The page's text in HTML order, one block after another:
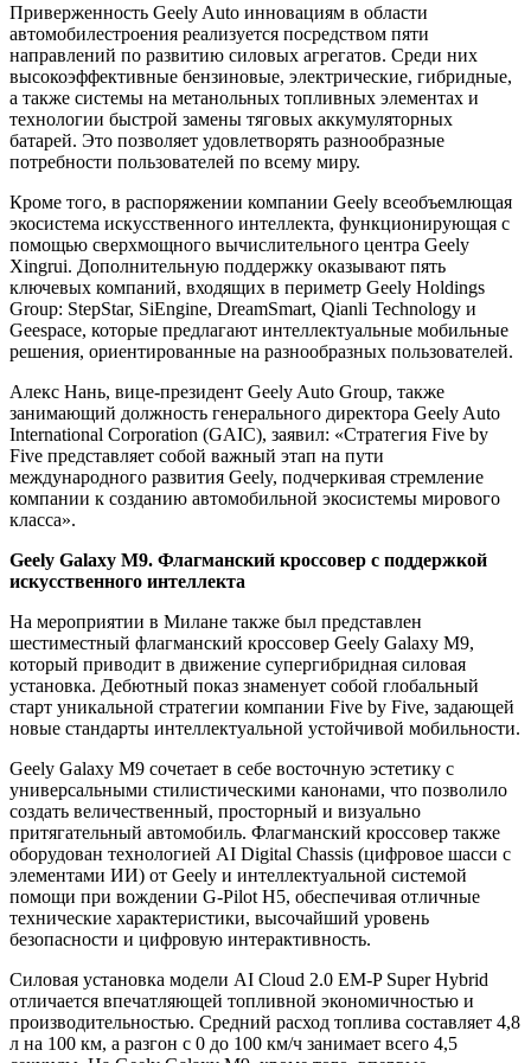
Приверженность Geely Auto инновациям в области
автомобилестроения реализуется посредством пяти
направлений по развитию силовых агрегатов. Среди них
высокоэффективные бензиновые, электрические, гибридные,
а также системы на метанольных топливных элементах и
технологии быстрой замены тяговых аккумуляторных
батарей. Это позволяет удовлетворять разнообразные
потребности пользователей по всему миру.
Кроме того, в распоряжении компании Geely всеобъемлющая
экосистема искусственного интеллекта, функционирующая с
помощью сверхмощного вычислительного центра Geely
Xingrui. Дополнительную поддержку оказывают пять
ключевых компаний, входящих в периметр Geely Holdings
Group: StepStar, SiEngine, DreamSmart, Qianli Technology и
Geespace, которые предлагают интеллектуальные мобильные
решения, ориентированные на разнообразных пользователей.
Алекс Нань, вице-президент Geely Auto Group, также
занимающий должность генерального директора Geely Auto
International Corporation (GAIC), заявил: «Стратегия Five by
Five представляет собой важный этап на пути
международного развития Geely, подчеркивая стремление
компании к созданию автомобильной экосистемы мирового
класса».
Geely Galaxy M9. Флагманский кроссовер с поддержкой
искусственного интеллекта
На мероприятии в Милане также был представлен
шестиместный флагманский кроссовер Geely Galaxy M9,
который приводит в движение супергибридная силовая
установка. Дебютный показ знаменует собой глобальный
старт уникальной стратегии компании Five by Five, задающей
новые стандарты интеллектуальной устойчивой мобильности.
Geely Galaxy M9 сочетает в себе восточную эстетику с
универсальными стилистическими канонами, что позволило
создать величественный, просторный и визуально
притягательный автомобиль. Флагманский кроссовер также
оборудован технологией AI Digital Chassis (цифровое шасси с
элементами ИИ) от Geely и интеллектуальной системой
помощи при вождении G-Pilot H5, обеспечивая отличные
технические характеристики, высочайший уровень
безопасности и цифровую интерактивность.
Силовая установка модели AI Cloud 2.0 EM-P Super Hybrid
отличается впечатляющей топливной экономичностью и
производительностью. Средний расход топлива составляет 4,8
л на 100 км, а разгон с 0 до 100 км/ч занимает всего 4,5